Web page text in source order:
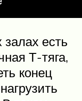
есть
Т-тяга,
конец